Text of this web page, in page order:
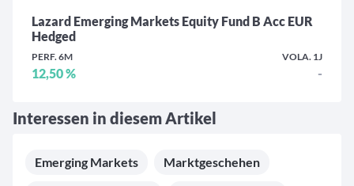
Lazard Emerging Markets Equity Fund B Acc EUR
Hedged
PERF. 6M
12,50 %
VOLA. 1J
-
Interessen in diesem Artikel
Emerging Markets Marktgeschehen